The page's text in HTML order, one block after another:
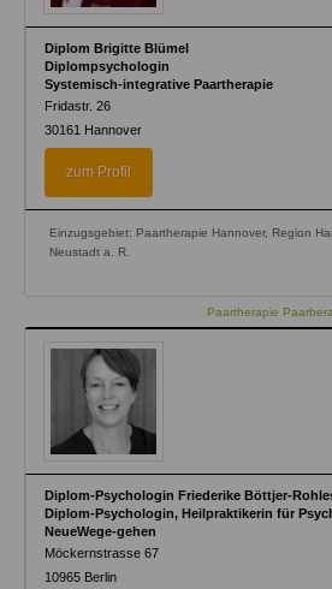
Diplom Brigitte Blümel
Diplompsychologin
Systemisch-integrative Paartherapie
Fridastr. 26
30161 Hannover
zum Profil
Einzugsgebiet: Paartherapie Hannover, Region
Neustadt a. R.
Paartherapie
Diplom-Psychologin Friederike Böttjer-
Diplom-Psychologin, Heilpraktikerin für
NeueWege-gehen
Möckernstrasse 67
10965 Berlin